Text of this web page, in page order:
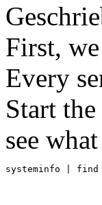
First,
Every
Start
see
systeminfo | find